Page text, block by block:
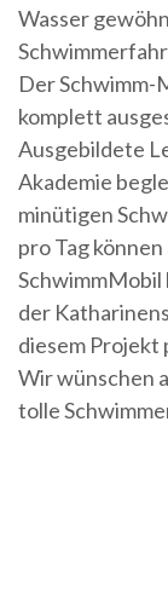
Wasser
Der Schwimm-
komplett
Ausgebildete
Akademie
minütigen
pro Tag
SchwimmMobil
der
diesem
Wir wünschen
tolle